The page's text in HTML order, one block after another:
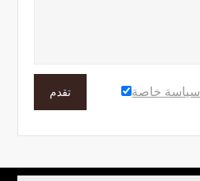
تقدم سياسة خاصة